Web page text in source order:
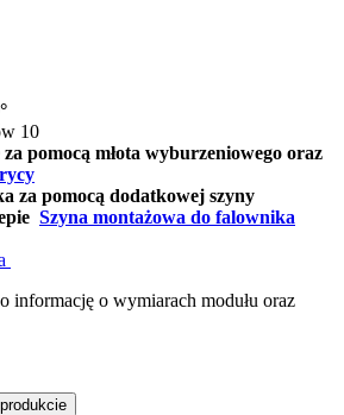
°
10
pomocą młota wyburzeniowego oraz
za pomocą dodatkowej szyny
Szyna montażowa do falownika
informację o wymiarach modułu oraz